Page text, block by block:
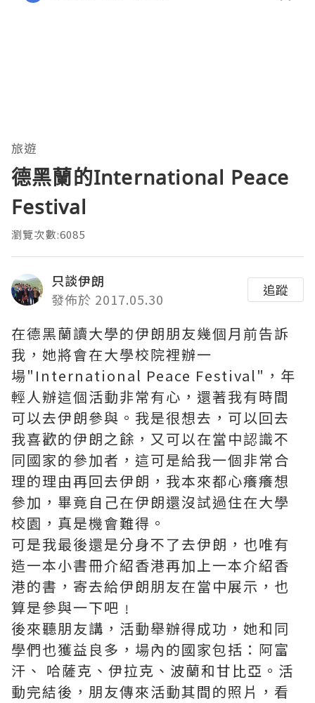
旅遊
德黑蘭的International Peace
Festival
瀏覽次數:6085
只談伊朗
發佈於 2017.05.30
追蹤
在德黑蘭讀大學的伊朗朋友幾個月前告訴
我，她將會在大學校院裡辦一
場"International Peace Festival"，年
輕人辦這個活動非常有心，還著我有時間
可以去伊朗參與。我是很想去，可以回去
我喜歡的伊朗之餘，又可以在當中認識不
同國家的參加者，這可是給我一個非常合
理的理由再回去伊朗，我本來都心癢癢想
參加，畢竟自己在伊朗還沒試過住在大學
校園，真是機會難得。
可是我最後還是分身不了去伊朗，也唯有
造一本小書冊介紹香港再加上一本介紹香
港的書，寄去給伊朗朋友在當中展示，也
算是參與一下吧﹗
後來聽朋友講，活動舉辦得成功，她和同
學們也獲益良多，場內的國家包括：阿富
汗、 哈薩克、伊拉克、波蘭和甘比亞。活
動完結後，朋友傳來活動其間的照片，看